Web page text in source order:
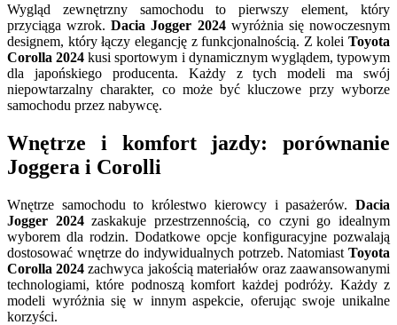
Wygląd zewnętrzny samochodu to pierwszy element, który
przyciąga wzrok.Dacia Jogger 2024wyróżnia się nowoczesnym
designem, który łączy elegancję z funkcjonalnością. Z kolei Toyota
Corolla 2024 kusi sportowym i dynamicznym wyglądem, typowym
dla japońskiego producenta. Każdy z tych modeli ma swój
niepowtarzalny charakter, co może być kluczowe przy wyborze
samochodu przez nabywcę.
Wnętrze i komfort jazdy: porównanie
Joggera i Corolli
Wnętrze samochodu to królestwo kierowcy i pasażerów. Dacia
Jogger 2024zaskakuje przestrzennością, co czyni go idealnym
wyborem dla rodzin. Dodatkowe opcje konfiguracyjne pozwalają
dostosować wnętrze do indywidualnych potrzeb. Natomiast Toyota
Corolla 2024 zachwyca jakością materiałów oraz zaawansowanymi
technologiami, które podnoszą komfort każdej podróży. Każdy z
modeli wyróżnia się w innym aspekcie, oferując swoje unikalne
korzyści.